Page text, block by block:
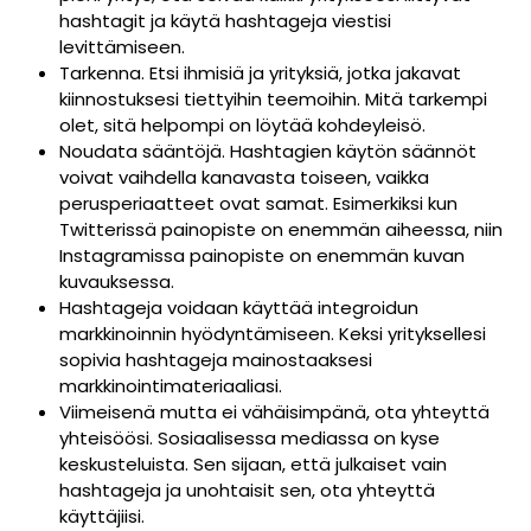
hashtagit ja käytä hashtageja viestisi
levittämiseen.
Tarkenna. Etsi ihmisiä ja yrityksiä, jotka jakavat
kiinnostuksesi tiettyihin teemoihin. Mitä tarkempi
olet, sitä helpompi on löytää kohdeyleisö.
Noudata sääntöjä. Hashtagien käytön säännöt
voivat vaihdella kanavasta toiseen, vaikka
perusperiaatteet ovat samat. Esimerkiksi kun
Twitterissä painopiste on enemmän aiheessa, niin
Instagramissa painopiste on enemmän kuvan
kuvauksessa.
Hashtageja voidaan käyttää integroidun
markkinoinnin hyödyntämiseen. Keksi yrityksellesi
sopivia hashtageja mainostaaksesi
markkinointimateriaaliasi.
Viimeisenä mutta ei vähäisimpänä, ota yhteyttä
yhteisöösi. Sosiaalisessa mediassa on kyse
keskusteluista. Sen sijaan, että julkaiset vain
hashtageja ja unohtaisit sen, ota yhteyttä
käyttäjiisi.